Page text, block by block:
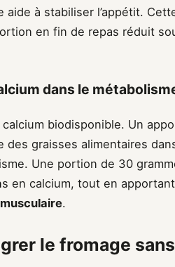
aide à stabiliser l’appétit.
en fin de repas réduit
dans le
biodisponible. Un
des graisses alimentaires
Une portion de 30
en calcium, tout en
.
le fromage